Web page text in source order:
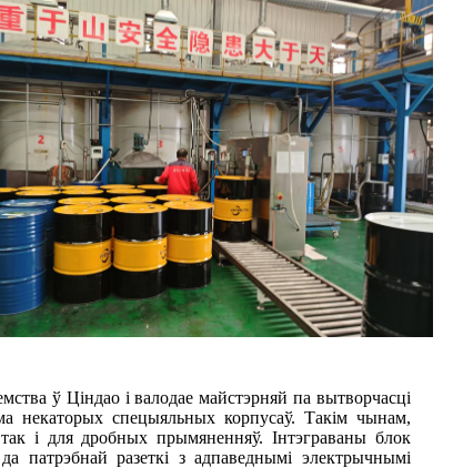
ў Ціндао і валодае майстэрняй па вытворчасці
некаторых спецыяльных корпусаў. Такім чынам,
і для дробных прымяненняў. Інтэграваны блок
разеткі з адпаведнымі электрычнымі